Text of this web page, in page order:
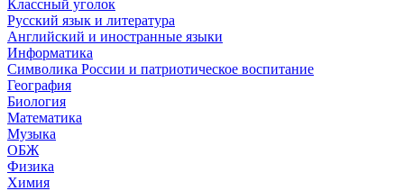
Классный уголок
Русский язык и литература
Английский и иностранные языки
Информатика
Символика России и патриотическое воспитание
География
Биология
Математика
Музыка
ОБЖ
Физика
Химия